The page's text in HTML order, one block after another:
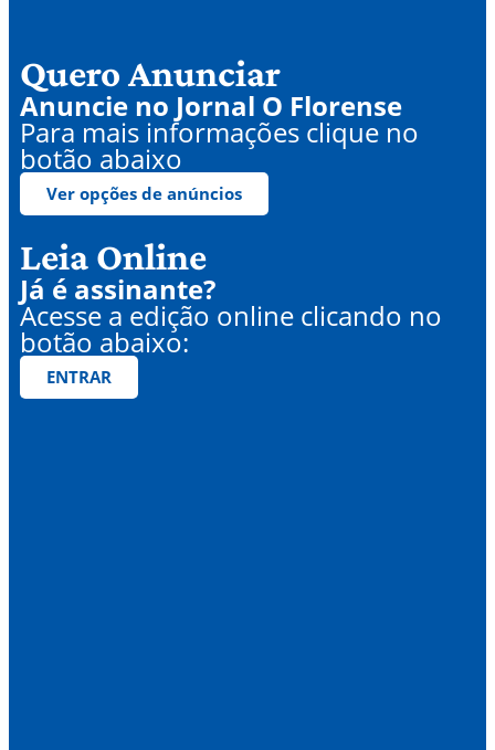
Quero Anunciar
Anuncie no Jornal O Florense
Para mais informações clique no
botão abaixo
Ver opções de anúncios
Leia Online
Já é assinante?
Acesse a edição online clicando no
botão abaixo:
ENTRAR